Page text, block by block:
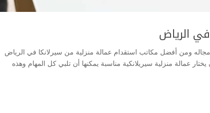
الرياض
ومن أفضل مكاتب استقدام عمالة منزلية من سيرلانكا في الرياض
عمالة منزلية سيريلانكية مناسبة يمكنها أن تلبي كل المهام وهذه